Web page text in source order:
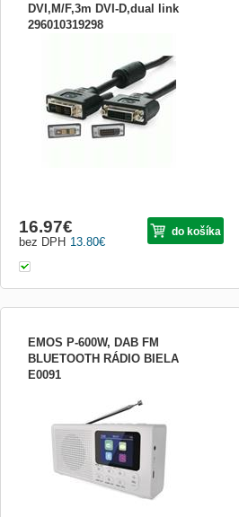
DVI,M/F,3m DVI-D,dual link
296010319298
13.80€
bez DPH
16.97€ do košíka
EMOS P-600W, DAB FM
BLUETOOTH RÁDIO BIELA
E0091
pripojenie napr. telefónu, tabletu áno doba
prevádzky na batériu podľa použitých
batérií integrovaný mikrofón nie rádio
DAB/DAB+/FM Ďalšie parametre anténa
teleskopická anténa farba biela displej
farebný dis